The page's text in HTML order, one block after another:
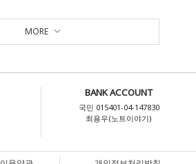
MORE
BANK ACCOUNT
국민 015401-04-147830
최용우(노트이야기)